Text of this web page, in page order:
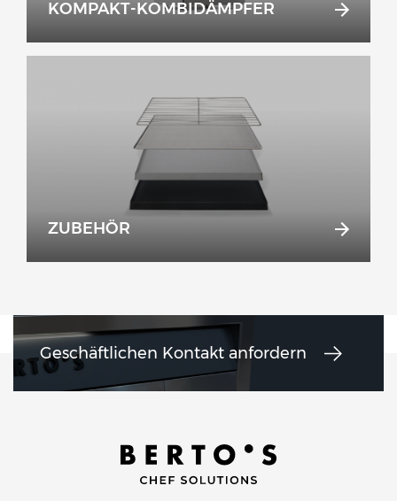
KOMPAKT-KOMBIDÄMPFER
ZUBEHÖR
Geschäftlichen Kontakt anfordern